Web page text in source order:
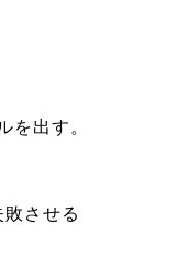
を出す。
させる